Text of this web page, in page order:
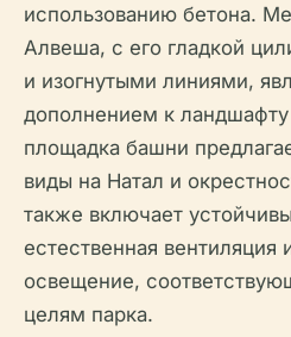
использованию бетона.
Алвеша, с его гладкой
и изогнутыми линиями,
дополнением к
площадка башни
виды на Натал и
также включает
естественная
освещение,
целям парка.